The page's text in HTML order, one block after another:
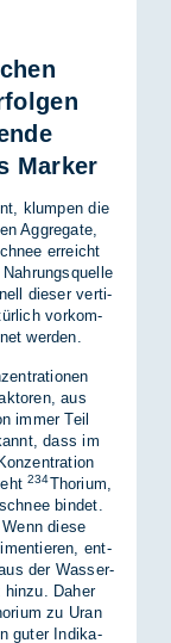
Marker
klum­pen die
Ag­gre­ga­te,
er­reicht
die­ser ver­ti­
vor­kom­
wer­den.
aus
im­mer Teil
dass im
234Tho­ri­um,
bin­det.
die­se
ent­
der Was­ser­
hin­zu. Da­her
zu Uran
gu­ter In­di­ka­